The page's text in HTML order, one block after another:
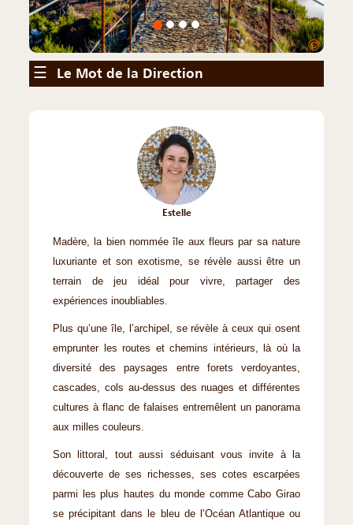
©
☰
Le Mot de la Direction
Estelle
Madère, la bien nommée île aux fleurs par sa nature
luxuriante et son exotisme, se révèle aussi être un
terrain de jeu idéal pour vivre, partager des
expériences inoubliables.
Plus qu’une île, l’archipel, se révèle à ceux qui osent
emprunter les routes et chemins intérieurs, là où la
diversité des paysages entre forets verdoyantes,
cascades, cols au-dessus des nuages et différentes
cultures à flanc de falaises entremêlent un panorama
aux milles couleurs.
Son littoral, tout aussi séduisant vous invite à la
découverte de ses richesses, ses cotes escarpées
parmi les plus hautes du monde comme Cabo Girao
se précipitant dans le bleu de l’Océan Atlantique ou